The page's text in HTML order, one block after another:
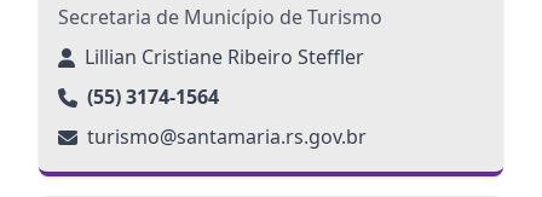
Secretaria de Município de Turismo
Lillian Cristiane Ribeiro Steffler
(55) 3174-1564
turismo@santamaria.rs.gov.br